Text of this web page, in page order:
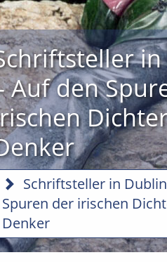
Auf den
Schriftsteller in
Spuren der irischen
Denker